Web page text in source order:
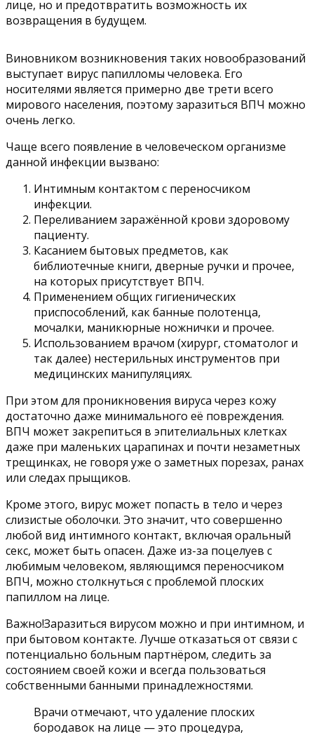
лице, но и предотвратить возможность их
возвращения в будущем.
Виновником возникновения таких новообразований
выступает вирус папилломы человека. Его
носителями является примерно две трети всего
мирового населения, поэтому заразиться ВПЧ можно
очень легко.
Чаще всего появление в человеческом организме
данной инфекции вызвано:
Интимным контактом с переносчиком
инфекции.
Переливанием заражённой крови здоровому
пациенту.
Касанием бытовых предметов, как
библиотечные книги, дверные ручки и прочее,
на которых присутствует ВПЧ.
Применением общих гигиенических
приспособлений, как банные полотенца,
мочалки, маникюрные ножнички и прочее.
Использованием врачом (хирург, стоматолог и
так далее) нестерильных инструментов при
медицинских манипуляциях.
При этом для проникновения вируса через кожу
достаточно даже минимального её повреждения.
ВПЧ может закрепиться в эпителиальных клетках
даже при маленьких царапинах и почти незаметных
трещинках, не говоря уже о заметных порезах, ранах
или следах прыщиков.
Кроме этого, вирус может попасть в тело и через
слизистые оболочки. Это значит, что совершенно
любой вид интимного контакт, включая оральный
секс, может быть опасен. Даже из-за поцелуев с
любимым человеком, являющимся переносчиком
ВПЧ, можно столкнуться с проблемой плоских
папиллом на лице.
Важно!Заразиться вирусом можно и при интимном, и
при бытовом контакте. Лучше отказаться от связи с
потенциально больным партнёром, следить за
состоянием своей кожи и всегда пользоваться
собственными банными принадлежностями.
Врачи отмечают, что удаление плоских
бородавок на лице — это процедура,